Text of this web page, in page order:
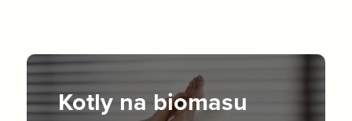
Kotly na biomasu